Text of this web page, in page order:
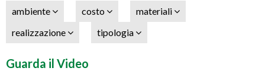
ambiente costo
materiali
realizzazione
tipologia
Guarda il Video